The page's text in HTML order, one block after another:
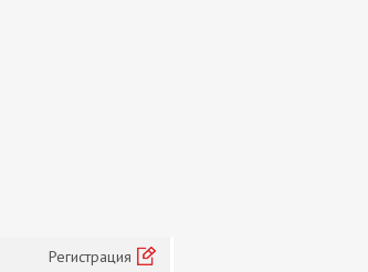
Регистрация